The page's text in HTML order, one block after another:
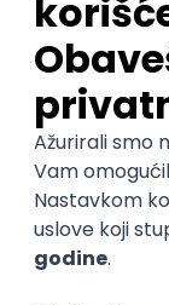
Analitičar
Wiener
Beograd |
11.08.2026.
Oglas
Oglas
CISCO
IPS
POSLOVI NA MAIL